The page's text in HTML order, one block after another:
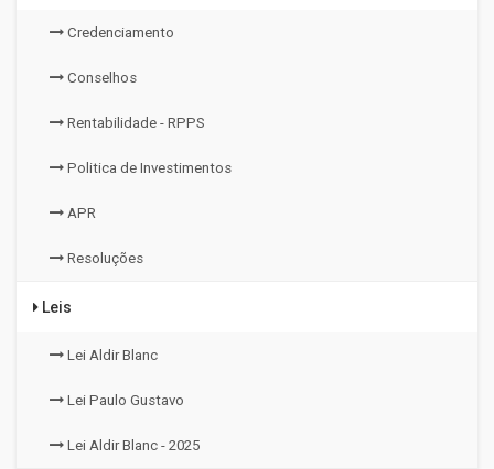
Credenciamento
Conselhos
Rentabilidade - RPPS
Politica de Investimentos
APR
Resoluções
Leis
Lei Aldir Blanc
Lei Paulo Gustavo
Lei Aldir Blanc - 2025